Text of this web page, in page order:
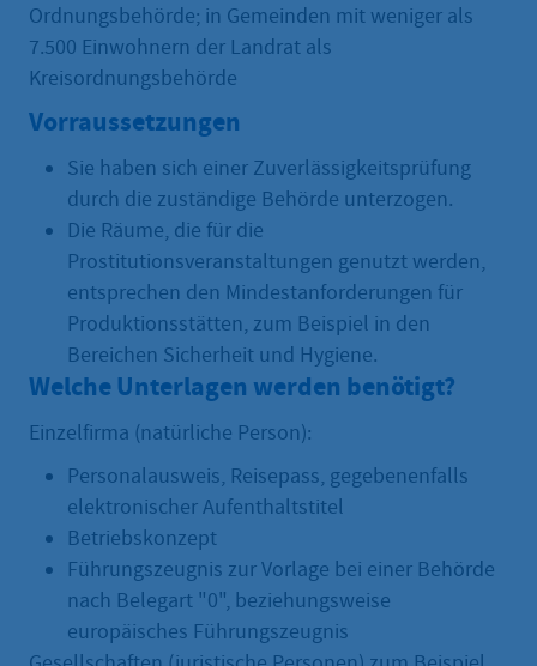
Ordnungsbehörde; in Gemeinden mit weniger als
7.500 Einwohnern der Landrat als
Kreisordnungsbehörde
Vorraussetzungen
Sie haben sich einer Zuverlässigkeitsprüfung
durch die zuständige Behörde unterzogen.
Die Räume, die für die
Prostitutionsveranstaltungen genutzt werden,
entsprechen den Mindestanforderungen für
Produktionsstätten, zum Beispiel in den
Bereichen Sicherheit und Hygiene.
Welche Unterlagen werden benötigt?
Einzelfirma (natürliche Person):
Personalausweis, Reisepass, gegebenenfalls
elektronischer Aufenthaltstitel
Betriebskonzept
Führungszeugnis zur Vorlage bei einer Behörde
nach Belegart "0", beziehungsweise
europäisches Führungszeugnis